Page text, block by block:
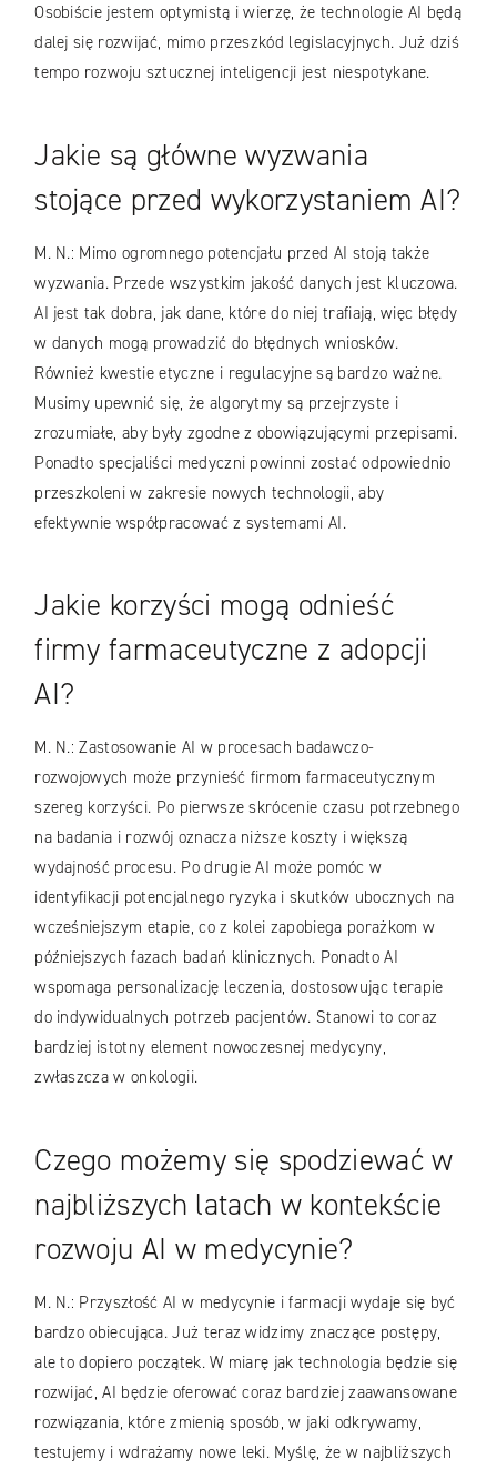
Osobiście jestem optymistą i wierzę, że technologie AI będą
dalej się rozwijać, mimo przeszkód legislacyjnych. Już dziś
tempo rozwoju sztucznej inteligencji jest niespotykane.
Jakie są główne wyzwania
stojące przed wykorzystaniem AI?
M. N.: Mimo ogromnego potencjału przed AI stoją także
wyzwania. Przede wszystkim jakość danych jest kluczowa.
AI jest tak dobra, jak dane, które do niej trafiają, więc błędy
w danych mogą prowadzić do błędnych wniosków.
Również kwestie etyczne i regulacyjne są bardzo ważne.
Musimy upewnić się, że algorytmy są przejrzyste i
zrozumiałe, aby były zgodne z obowiązującymi przepisami.
Ponadto specjaliści medyczni powinni zostać odpowiednio
przeszkoleni w zakresie nowych technologii, aby
efektywnie współpracować z systemami AI.
Jakie korzyści mogą odnieść
firmy farmaceutyczne z adopcji
AI?
M. N.: Zastosowanie AI w procesach badawczo-
rozwojowych może przynieść firmom farmaceutycznym
szereg korzyści. Po pierwsze skrócenie czasu potrzebnego
na badania i rozwój oznacza niższe koszty i większą
wydajność procesu. Po drugie AI może pomóc w
identyfikacji potencjalnego ryzyka i skutków ubocznych na
wcześniejszym etapie, co z kolei zapobiega porażkom w
późniejszych fazach badań klinicznych. Ponadto AI
wspomaga personalizację leczenia, dostosowując terapie
do indywidualnych potrzeb pacjentów. Stanowi to coraz
bardziej istotny element nowoczesnej medycyny,
zwłaszcza w onkologii.
Czego możemy się spodziewać w
najbliższych latach w kontekście
rozwoju AI w medycynie?
M. N.: Przyszłość AI w medycynie i farmacji wydaje się być
bardzo obiecująca. Już teraz widzimy znaczące postępy,
ale to dopiero początek. W miarę jak technologia będzie się
rozwijać, AI będzie oferować coraz bardziej zaawansowane
rozwiązania, które zmienią sposób, w jaki odkrywamy,
testujemy i wdrażamy nowe leki. Myślę, że w najbliższych